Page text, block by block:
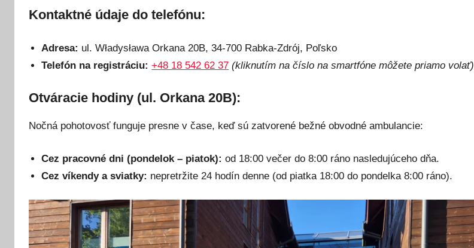
Kontaktné údaje do telefónu:
Adresa: ul. Władysława Orkana 20B, 34-700 Rabka-Zdrój, Poľsko
Telefón na registráciu: +48 18 542 62 37 (kliknutím na číslo na smartfóne môžete priamo volať)
Otváracie hodiny (ul. Orkana 20B):
Nočná pohotovosť funguje presne v čase, keď sú zatvorené bežné obvodné ambulancie:
Cez pracovné dni (pondelok – piatok): od 18:00 večer do 8:00 ráno nasledujúceho dňa.
Cez víkendy a sviatky: nepretržite 24 hodín denne (od piatka 18:00 do pondelka 8:00 ráno).